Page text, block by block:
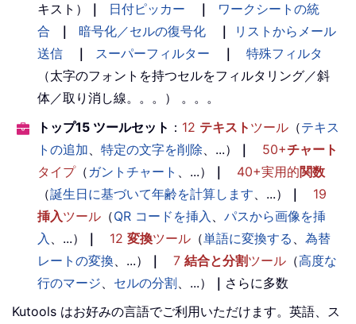
キスト）
｜ 日付ピッカー ｜
ワークシートの統
合
｜ 暗号化／セルの復号化 ｜
リストからメール
送信
｜ スーパーフィルター ｜
特殊フィルタ
（太字のフォントを持つセルをフィルタリング／斜
体／取り消し線。。。） 。。。
トップ15 ツールセット ： 12 テキスト ツール （テキス
トの追加、 特定の文字を削除、...） ｜ 50+チャート
タイプ（ ガントチャート 、...） ｜ 40+実用的関数
（誕生日に基づいて年齢を計算します、...） ｜
19
挿入ツール （QR コードを挿入 、 パスから画像を挿
入 、...） ｜ 12 変換ツール （単語に変換する 、 為替
レートの変換、...） ｜ 7 結合と分割ツール （高度な
行のマージ、 セルの分割、...） ｜ さらに多数
Kutools はお好みの言語でご利用いただけます。英語、ス